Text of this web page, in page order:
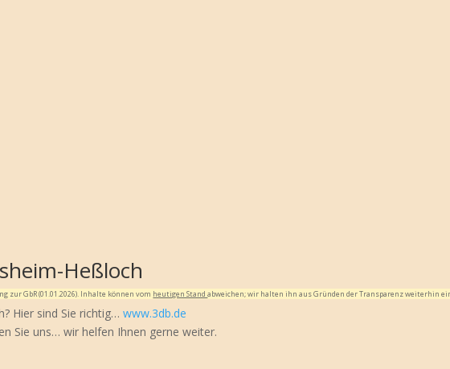
Heßloch
GbR (01.01.2026). Inhalte können vom heutigen Standabweichen; wir halten ihn aus Gründen der Transparenz weiterhin
Hier sind Sie richtig…www.3db.de
Sie uns… wir helfen Ihnen gerne weiter.